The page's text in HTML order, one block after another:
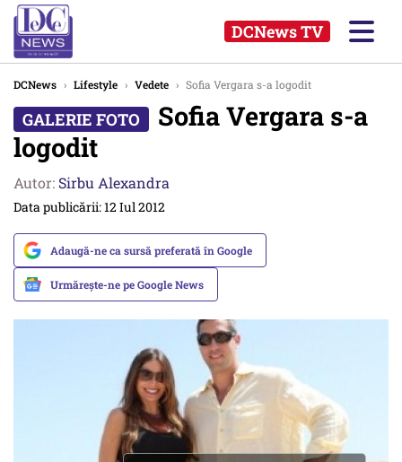
DCNews TV
DCNews › Lifestyle › Vedete › Sofia Vergara s-a logodit
Sofia Vergara s-a
logodit
Autor: Sirbu Alexandra
Data publicării: 12 Iul 2012
Adaugă-ne ca sursă preferată în Google
Urmărește-ne pe Google News